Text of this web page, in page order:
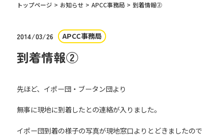
トップページ お知らせ APCC事務局 到着情報②
2014/03/26 APCC事務局
到着情報②
先ほど、イポー団・ブータン団より
無事に現地に到着したとの連絡が入りました。
イポー団到着の様子の写真が現地窓口よりとどきましたので